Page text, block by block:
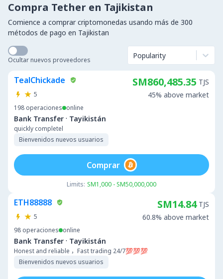
Compra Tether en Tajikistan
Comience a comprar criptomonedas usando más de 300
métodos de pago en Tajikistan
Ocultar nuevos proveedores Popularity
TealChickade
5
198 operaciones online
Bank Transfer · Tayikistán
quickly completel
Bienvenidos nuevos usuarios
SM860,485.35 TJS
45% above market
Limits: SM1,000 - SM50,000,000
Comprar
ETH88888
5
98 operaciones online
Bank Transfer · Tayikistán
Honest and reliable ，Fast trading 24/7💯💯💯
Bienvenidos nuevos usuarios
SM14.84 TJS
60.8% above market